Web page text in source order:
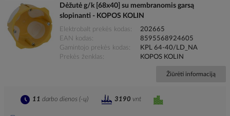
Dėžutė g/k [68x40] su membranomis garsą
slopinanti - KOPOS KOLIN
Elektrobalt prekės kodas
202665
EAN kodas
8595568924605
Gamintojo prekės kodas
KPL 64-40/LD_NA
Prekės ženklas
KOPOS KOLIN
Žiūrėti informaciją
11 darbo dienos (-ų) 3190 vnt